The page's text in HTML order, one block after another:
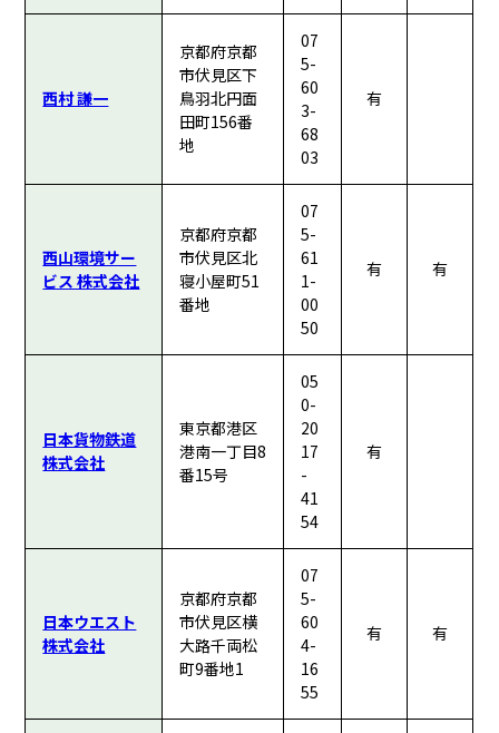
西村 謙一
京都府京都
市伏見区下
鳥羽北円面
田町156番
地
07
5-
60
3-
68
03
有
西山環境サー
ビス 株式会社
京都府京都
市伏見区北
寝小屋町51
番地
07
5-
61
1-
00
50
有 有
日本貨物鉄道
株式会社
東京都港区
港南一丁目8
番15号
05
0-
20
17
-
41
54
有
日本ウエスト
株式会社
京都府京都
市伏見区横
大路千両松
町9番地1
07
5-
60
4-
16
55
有 有